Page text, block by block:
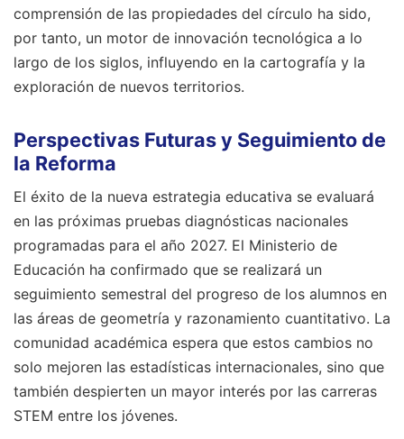
comprensión de las propiedades del círculo ha sido,
por tanto, un motor de innovación tecnológica a lo
largo de los siglos, influyendo en la cartografía y la
exploración de nuevos territorios.
Perspectivas Futuras y Seguimiento de
la Reforma
El éxito de la nueva estrategia educativa se evaluará
en las próximas pruebas diagnósticas nacionales
programadas para el año 2027. El Ministerio de
Educación ha confirmado que se realizará un
seguimiento semestral del progreso de los alumnos en
las áreas de geometría y razonamiento cuantitativo. La
comunidad académica espera que estos cambios no
solo mejoren las estadísticas internacionales, sino que
también despierten un mayor interés por las carreras
STEM entre los jóvenes.